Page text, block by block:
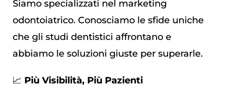
Siamo specializzati nel marketing
odontoiatrico. Conosciamo le sfide uniche
che gli studi dentistici affrontano e
abbiamo le soluzioni giuste per superarle.
📈 Più Visibilità, Più Pazienti